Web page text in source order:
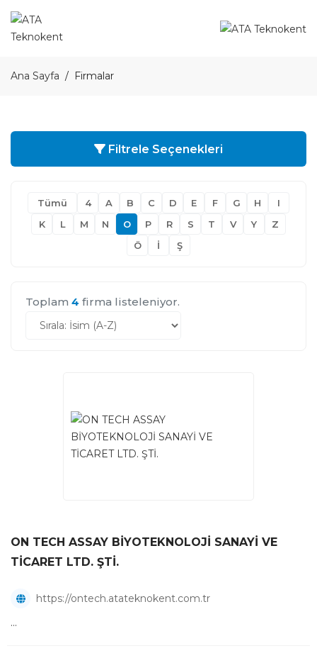
Ana Sayfa Firmalar
Filtrele Seçenekleri
Tümü 4 A B C D E F G H
I
K
L M N O P R S T V Y
Z
Ö
İ Ş
Toplam 4 firma listeleniyor.
ON TECH ASSAY BİYOTEKNOLOJİ SANAYİ VE
TİCARET LTD. ŞTİ.
https://ontech.atateknokent.com.tr
...